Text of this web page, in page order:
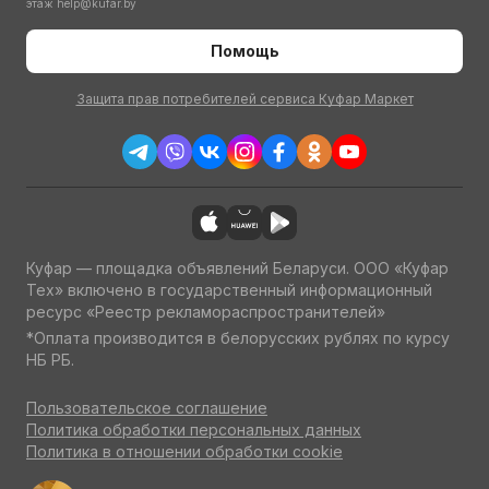
этаж help@kufar.by
Помощь
Защита прав потребителей сервиса Куфар Маркет
Куфар — площадка объявлений Беларуси. ООО «Куфар
Тех» включено в государственный информационный
ресурс «Реестр рекламораспространителей»
*Оплата производится в белорусских рублях по курсу
НБ РБ.
Пользовательское соглашение
Политика обработки персональных данных
Политика в отношении обработки cookie